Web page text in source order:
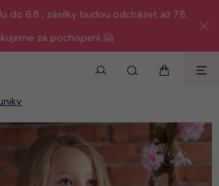
do 6.8., zásilky budou odcházet až 7.8.
za pochopení 🤗